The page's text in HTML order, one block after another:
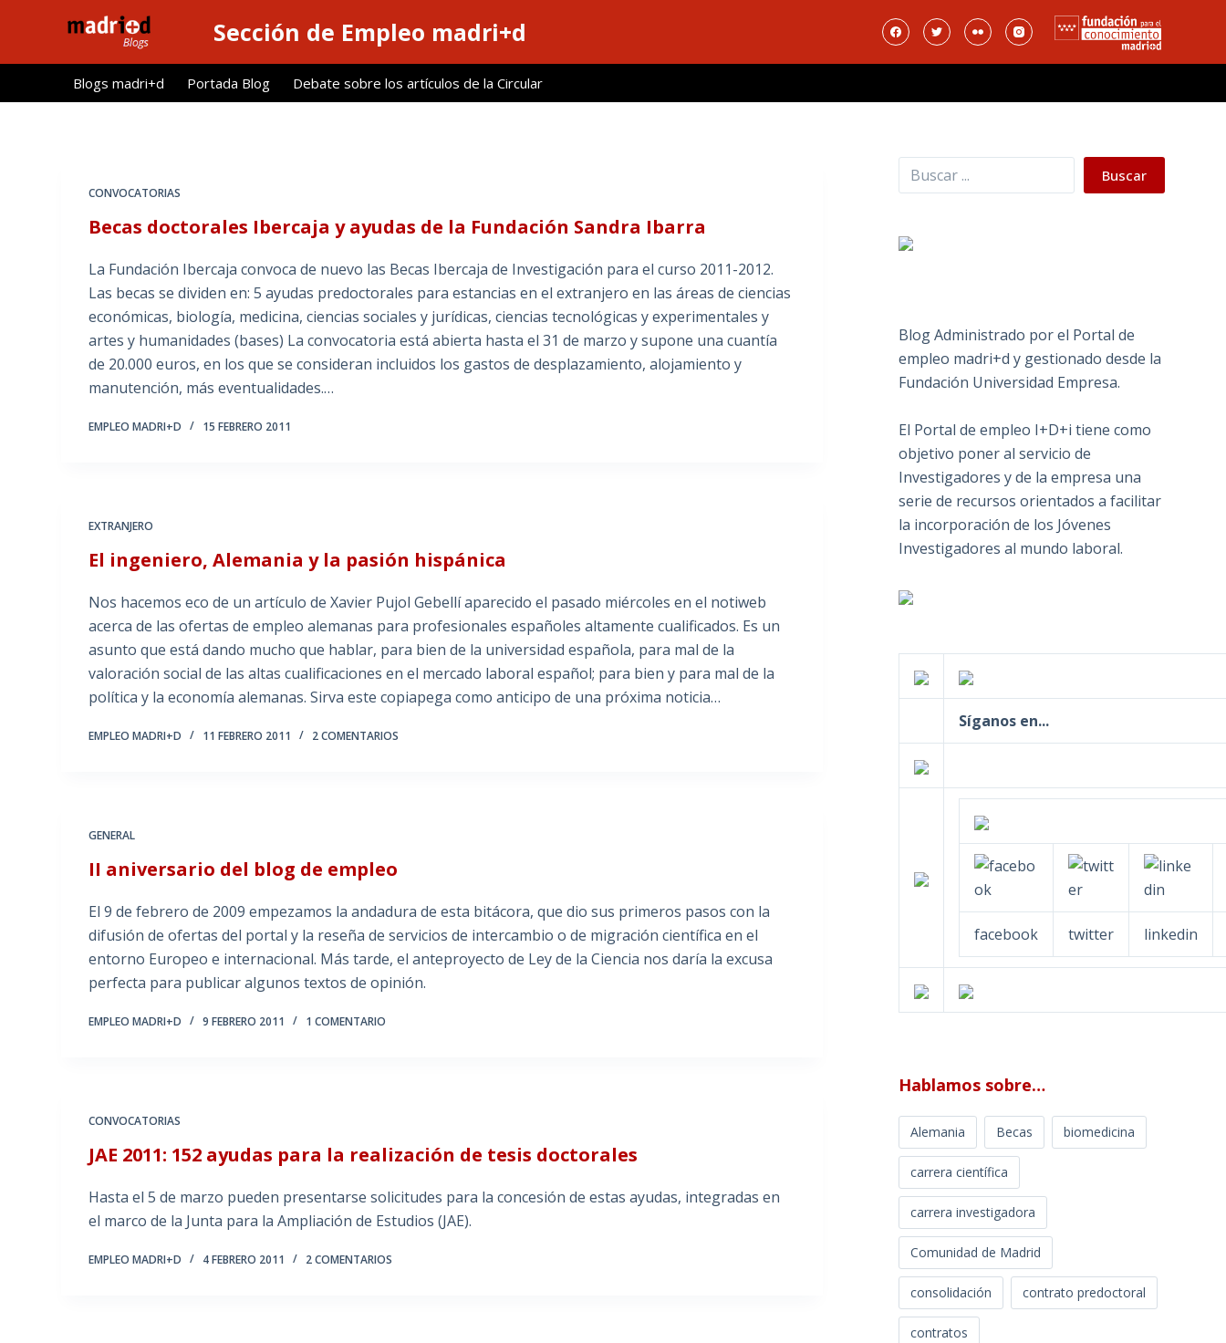
l
Sección de Empleo madri+d
Blogs madri+d Portada Blog Debate sobre los artículos de la Circular
CONVOCATORIAS
Becas doctorales Ibercaja y ayudas de la Fundación Sandra Ibarra
La Fundación Ibercaja convoca de nuevo las Becas Ibercaja de Investigación para el curso 2011-2012.
Las becas se dividen en: 5 ayudas predoctorales para estancias en el extranjero en las áreas de ciencias
económicas, biología, medicina, ciencias sociales y jurídicas, ciencias tecnológicas y experimentales y
artes y humanidades (bases) La convocatoria está abierta hasta el 31 de marzo y supone una cuantía
de 20.000 euros, en los que se consideran incluidos los gastos de desplazamiento, alojamiento y
manutención, más eventualidades.…
EMPLEO MADRI+D 15 FEBRERO 2011
EXTRANJERO
El ingeniero, Alemania y la pasión hispánica
Nos hacemos eco de un artículo de Xavier Pujol Gebellí aparecido el pasado miércoles en el notiweb
acerca de las ofertas de empleo alemanas para profesionales españoles altamente cualificados. Es un
asunto que está dando mucho que hablar, para bien de la universidad española, para mal de la
valoración social de las altas cualificaciones en el mercado laboral español; para bien y para mal de la
política y la economía alemanas. Sirva este copiapega como anticipo de una próxima noticia…
EMPLEO MADRI+D 11 FEBRERO 2011 2 COMENTARIOS
GENERAL
II aniversario del blog de empleo
El 9 de febrero de 2009 empezamos la andadura de esta bitácora, que dio sus primeros pasos con la
difusión de ofertas del portal y la reseña de servicios de intercambio o de migración científica en el
entorno Europeo e internacional. Más tarde, el anteproyecto de Ley de la Ciencia nos daría la excusa
perfecta para publicar algunos textos de opinión.
EMPLEO MADRI+D 9 FEBRERO 2011 1 COMENTARIO
CONVOCATORIAS
JAE 2011: 152 ayudas para la realización de tesis doctorales
Hasta el 5 de marzo pueden presentarse solicitudes para la concesión de estas ayudas, integradas en
el marco de la Junta para la Ampliación de Estudios (JAE).
EMPLEO MADRI+D 4 FEBRERO 2011 2 COMENTARIOS
Buscar Buscar
Blog Administrado por el Portal de
empleo madri+d y gestionado desde la
Fundación Universidad Empresa.
El Portal de empleo I+D+i tiene como
objetivo poner al servicio de
Investigadores y de la empresa una
serie de recursos orientados a facilitar
la incorporación de los Jóvenes
Investigadores al mundo laboral.
Síganos en...
facebook twitter linkedin
Hablamos sobre…
Alemania Becas biomedicina
carrera científica
carrera investigadora
Comunidad de Madrid
consolidación contrato predoctoral
contratos